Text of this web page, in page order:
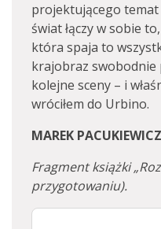
projektującego
świat łączy w sobie
która spaja to
krajobraz swobodnie
kolejne sceny – i
wróciłem do Urbino.
MAREK PACUKIEWICZ
Fragment książki
przygotowaniu).